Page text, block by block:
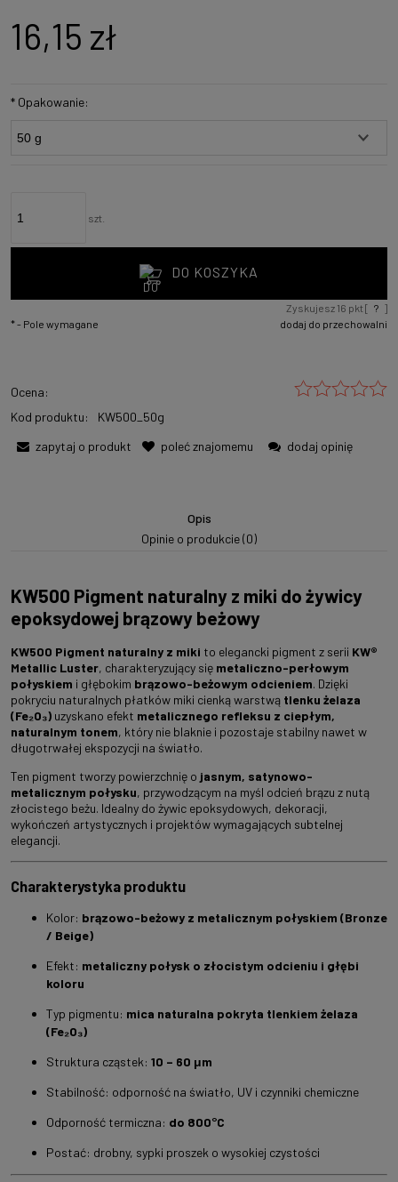
16,15 zł
* Opakowanie:
szt.
DO KOSZYKA
Zyskujesz 16 pkt [ ? ]
dodaj do przechowalni
*- Pole wymagane
Ocena:
Kod produktu:
KW500_50g
zapytaj o produkt
poleć znajomemu dodaj opinię
Opis
Opinie o produkcie (0)
KW500 Pigment naturalny z miki do żywicy
epoksydowej brązowy beżowy
KW500 Pigment naturalny z miki to elegancki pigment z serii KW®
Metallic Luster, charakteryzujący się metaliczno-perłowym
połyskiem i głębokim brązowo-beżowym odcieniem. Dzięki
pokryciu naturalnych płatków miki cienką warstwą tlenku żelaza
(Fe₂O₃) uzyskano efekt metalicznego refleksu z ciepłym,
naturalnym tonem, który nie blaknie i pozostaje stabilny nawet w
długotrwałej ekspozycji na światło.
Ten pigment tworzy powierzchnię o jasnym, satynowo-
metalicznym połysku, przywodzącym na myśl odcień brązu z nutą
złocistego beżu. Idealny do żywic epoksydowych, dekoracji,
wykończeń artystycznych i projektów wymagających subtelnej
elegancji.
Charakterystyka produktu
Kolor: brązowo-beżowy z metalicznym połyskiem (Bronze
/ Beige)
Efekt: metaliczny połysk o złocistym odcieniu i głębi
koloru
Typ pigmentu: mica naturalna pokryta tlenkiem żelaza
(Fe₂O₃)
Struktura cząstek: 10 – 60 μm
Stabilność: odporność na światło, UV i czynniki chemiczne
Odporność termiczna: do 800°C
Postać: drobny, sypki proszek o wysokiej czystości